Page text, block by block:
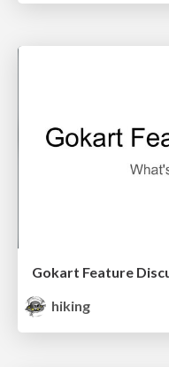
Gokart Feature
hiking